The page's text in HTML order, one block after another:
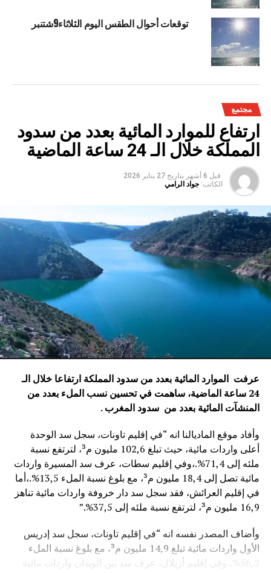
توقعات أحوال الطقس اليوم الثلاثاء9شتنبر
مجتمع
ارتفاع للموارد المائية بعدد من سدود
المملكة خلال الـ 24 ساعة الماضية
قبل 6 أشهر بتاريخ 27 يناير 2026
الكاتب: جواد الرامي
عرفت الموارد المائية بعدد من سدود المملكة ارتفاعا خلال الـ
24 ساعة الماضية، ساهمت في تحسين نسب الملء بعدد من
المنشآت المائية بعدد من سدود المغرب .
وأفاد موقع الماديالنا انه “في إقليم تاونات، سجل سد الوحدة
أعلى واردات مائية، حيث تبلغ 102,6 مليون م³، لترتفع نسبة
ملئه إلى 71,4%.،وفي إقليم سطات، عرف سد المسيرة واردات
مائية تصل إلى 18,4 مليون م³، مع بلوغ نسبة الملء 13,5%.،أما
في إقليم العرائش، فقد سجل سد دار خروفة واردات مائية تناهز
16,9 مليون م³، لترتفع نسبة ملئه إلى 37,5%.”
وأضاف المصدر نفسه انه “في إقليم تاونات، سجل سد إدريس
الأول واردات مائية تبلغ 14,9 مليون م³، مع بلوغ نسبة الملء
56,2%.،وفي إقليم أزيلال، عرف سد بين الويدان واردات مائية